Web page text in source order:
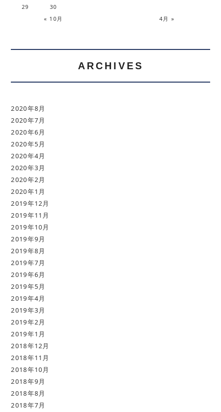
« 10月 4月 »
29
30
ARCHIVES
2020年8月
2020年7月
2020年6月
2020年5月
2020年4月
2020年3月
2020年2月
2020年1月
2019年12月
2019年11月
2019年10月
2019年9月
2019年8月
2019年7月
2019年6月
2019年5月
2019年4月
2019年3月
2019年2月
2019年1月
2018年12月
2018年11月
2018年10月
2018年9月
2018年8月
2018年7月